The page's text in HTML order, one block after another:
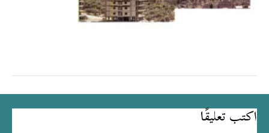
اكتب تعليقًا